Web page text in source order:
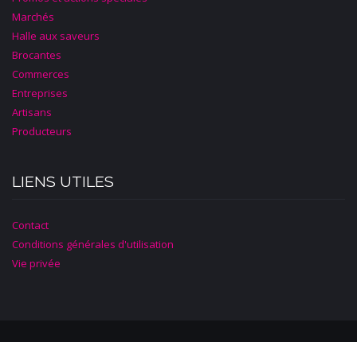
Marchés
Halle aux saveurs
Brocantes
Commerces
Entreprises
Artisans
Producteurs
LIENS UTILES
Contact
Conditions générales d'utilisation
Vie privée